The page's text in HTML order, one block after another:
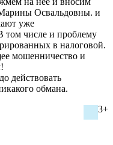
Освальдовны. и
уже
том числе и проблему
в налоговой.
мошенничество и
действовать
обмана.
3+